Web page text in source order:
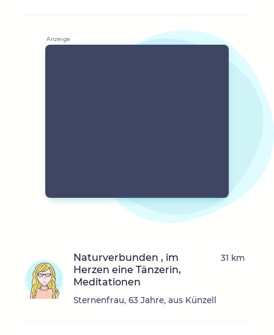
Naturverbunden , im
Herzen eine Tänzerin,
Meditationen
Sternenfrau, 63 Jahre, aus Künzell
31 km